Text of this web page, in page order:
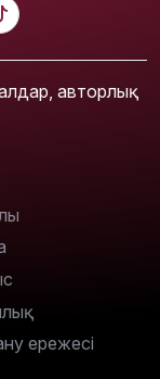
авторлық
ережесі